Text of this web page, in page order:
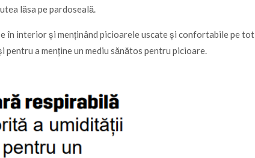
lăsa pe pardoseală.
în interior și menținând picioarele uscate și confortabile pe
a menține un mediu sănătos pentru picioare.